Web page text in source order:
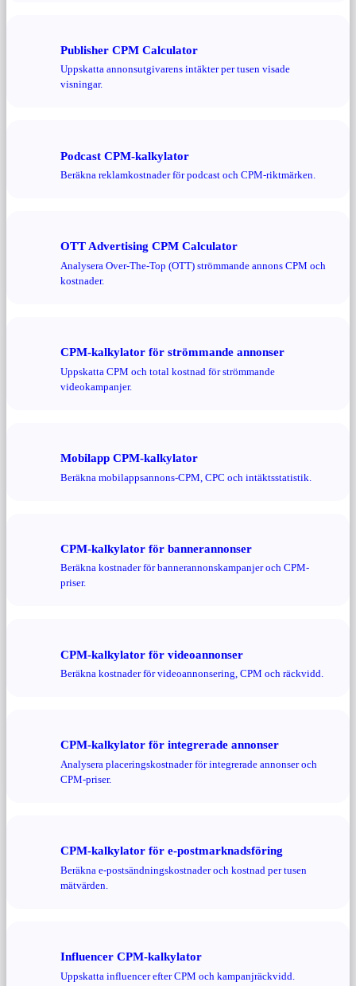
Publisher CPM Calculator
Uppskatta annonsutgivarens intäkter per tusen visade
visningar.
Podcast CPM-kalkylator
Beräkna reklamkostnader för podcast och CPM-riktmärken.
OTT Advertising CPM Calculator
Analysera Over-The-Top (OTT) strömmande annons CPM och
kostnader.
CPM-kalkylator för strömmande annonser
Uppskatta CPM och total kostnad för strömmande
videokampanjer.
Mobilapp CPM-kalkylator
Beräkna mobilappsannons-CPM, CPC och intäktsstatistik.
CPM-kalkylator för bannerannonser
Beräkna kostnader för bannerannonskampanjer och CPM-
priser.
CPM-kalkylator för videoannonser
Beräkna kostnader för videoannonsering, CPM och räckvidd.
CPM-kalkylator för integrerade annonser
Analysera placeringskostnader för integrerade annonser och
CPM-priser.
CPM-kalkylator för e-postmarknadsföring
Beräkna e-postsändningskostnader och kostnad per tusen
mätvärden.
Influencer CPM-kalkylator
Uppskatta influencer efter CPM och kampanjräckvidd.